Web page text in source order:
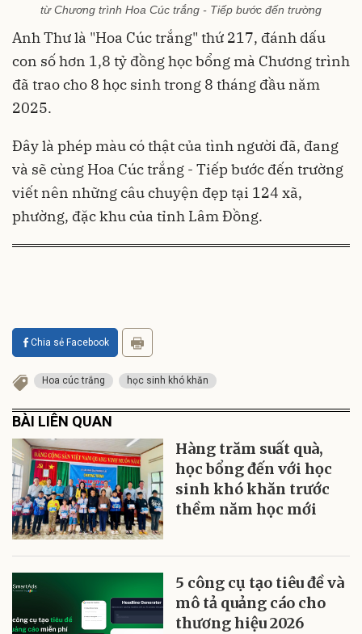
từ Chương trình Hoa Cúc trắng - Tiếp bước đến trường
Anh Thư là "Hoa Cúc trắng" thứ 217, đánh dấu
con số hơn 1,8 tỷ đồng học bổng mà Chương trình
đã trao cho 8 học sinh trong 8 tháng đầu năm
2025.
Đây là phép màu có thật của tình người đã, đang
và sẽ cùng Hoa Cúc trắng - Tiếp bước đến trường
viết nên những câu chuyện đẹp tại 124 xã,
phường, đặc khu của tỉnh Lâm Đồng.
Chia sẻ Facebook
Hoa cúc trắng học sinh khó khăn
BÀI LIÊN QUAN
Hàng trăm suất quà,
học bổng đến với học
sinh khó khăn trước
thềm năm học mới
5 công cụ tạo tiêu đề và
mô tả quảng cáo cho
thương hiệu 2026